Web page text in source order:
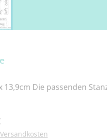
Die passenden
Preis: